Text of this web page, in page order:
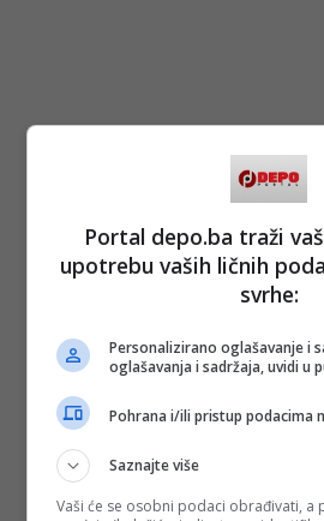
Portal depo.ba traži
upotrebu vaših ličnih
svrhe:
Personalizirano oglašavanje i
oglašavanja i sadržaja, uvidi u
Pohrana i/ili pristup podacima
Saznajte više
Vaši će se osobni podaci obrađivati, a